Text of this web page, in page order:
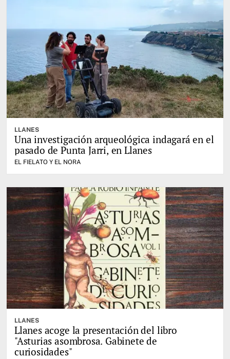
LLANES
Una investigación arqueológica indagará en el
pasado de Punta Jarri, en Llanes
EL FIELATO Y EL NORA
LLANES
Llanes acoge la presentación del libro
"Asturias asombrosa. Gabinete de
curiosidades"